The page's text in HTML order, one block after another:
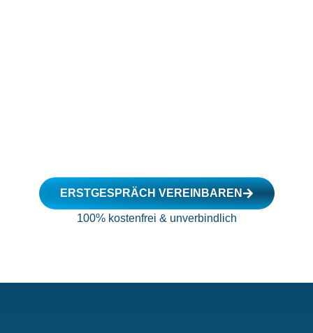
ERSTGESPRÄCH VEREINBAREN
100% kostenfrei & unverbindlich